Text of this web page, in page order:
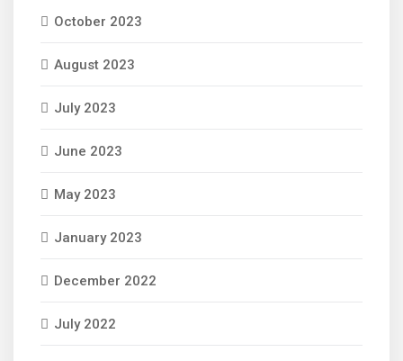
October 2023
August 2023
July 2023
June 2023
May 2023
January 2023
December 2022
July 2022